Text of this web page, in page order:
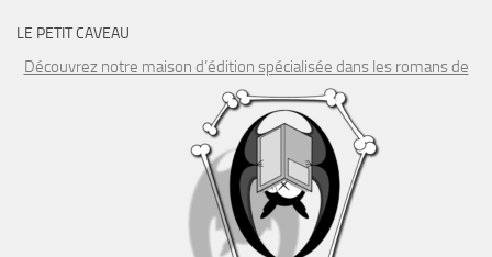
LE PETIT CAVEAU
Découvrez notre maison d’édition spécialisée dans les romans de